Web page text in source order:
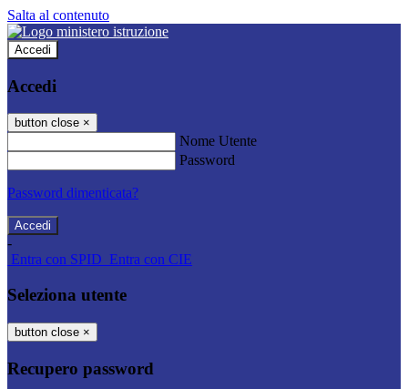
Salta al contenuto
Accedi
Accedi
button close ×
Nome Utente
Password
Password dimenticata?
-
Entra con SPID Entra con CIE
Seleziona utente
button close ×
Recupero password